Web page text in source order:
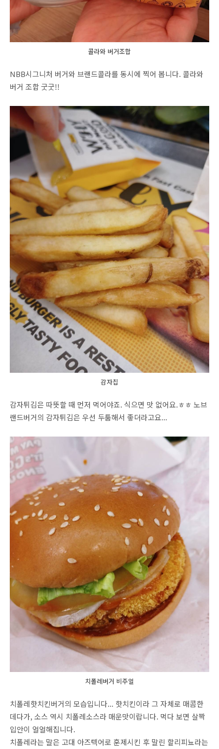
콜라와 버거조합
NBB시그니처 버거와 브랜드콜라를 동시에 찍어 봅니다. 콜라와
버거 조합 굿굿!!
감자칩
감자튀김은 따뜻할 때 먼저 먹어야죠. 식으면 맛 없어요.ㅎㅎ 노브
랜드버거의 감자튀김은 우선 두툼해서 좋더라고요...
치폴레버거 비주얼
치폴레핫치킨버거의 모습입니다... 핫치킨이라 그 자체로 매콤한
데다가, 소스 역시 치폴레소스라 매운맛이랍니다. 먹다 보면 살짝
입안이 얼얼해집니다.
치폴레라는 말은 고대 아즈텍어로 훈제시킨 후 말린 할리피뇨라는